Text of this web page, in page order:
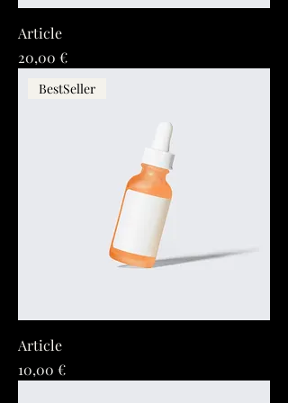
Article
Prix
20,00 €
BestSeller
Article
Prix
10,00 €